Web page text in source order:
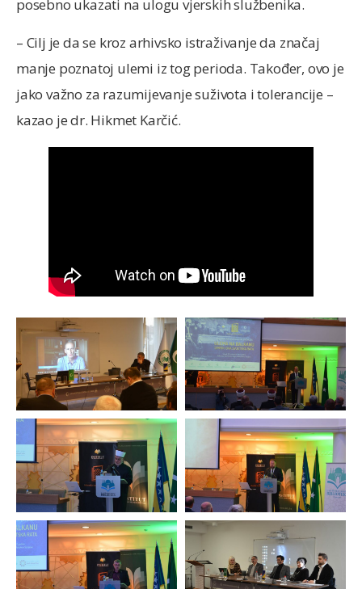
posebno ukazati na ulogu vjerskih službenika.
– Cilj je da se kroz arhivsko istraživanje da značaj
manje poznatoj ulemi iz tog perioda. Također, ovo je
jako važno za razumijevanje suživota i tolerancije –
kazao je dr. Hikmet Karčić.